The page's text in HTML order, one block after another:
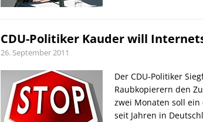
CDU-Politiker Kauder will
26. September 2011
Der CDU-Politiker
Raubkopierern den
zwei Monaten soll ein
seit Jahren in